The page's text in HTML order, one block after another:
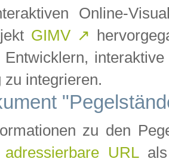
Online-
GIMV ↗
zu integrieren.
zu den
URLals